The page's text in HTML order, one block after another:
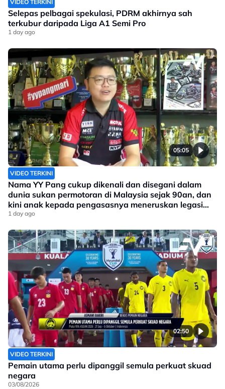
VIDEO TERKINI
Selepas pelbagai spekulasi, PDRM akhirnya sah
terkubur daripada Liga A1 Semi Pro
1 day ago
05:05
VIDEO TERKINI
Nama YY Pang cukup dikenali dan disegani dalam
dunia sukan permotoran di Malaysia sejak 90an, dan
kini anak kepada pengasasnya meneruskan legasi
yang telah ditinggalkan
1 day ago
02:50
VIDEO TERKINI
Pemain utama perlu dipanggil semula perkuat skuad
negara
03/08/2026